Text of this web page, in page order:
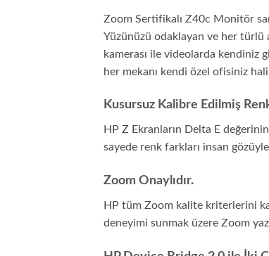
Zoom Sertifikalı Z40c Monitör
Yüzünüzü odaklayan ve her türlü
kamerası ile videolarda kendiniz
her mekanı kendi özel ofisiniz
Kusursuz Kalibre Edilmiş
HP Z Ekranların Delta E
sayede renk farkları insan
Zoom Onaylıdır.
HP tüm Zoom kalite kriterlerini
deneyimi sunmak üzere Zoom